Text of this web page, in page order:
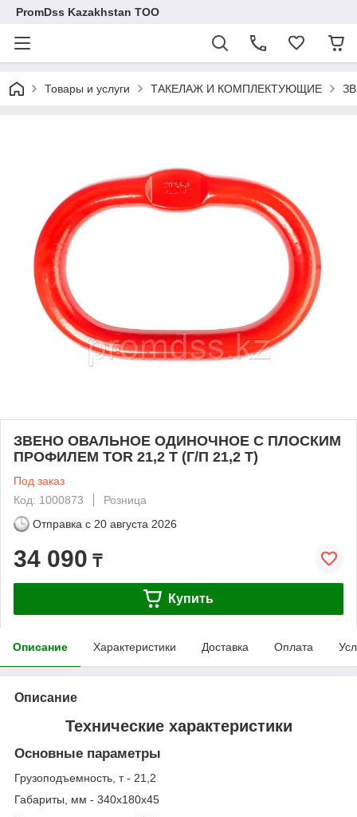
PromDss Kazakhstan TOO
Товары и услуги ТАКЕЛАЖ И КОМПЛЕКТУЮЩИЕ
ЗВЕНО ОВАЛЬНОЕ ОДИНОЧНОЕ С ПЛОСКИМ
ПРОФИЛЕМ TOR 21,2 T (Г/П 21,2 Т)
Под заказ
Код: 1000873
Розница
Отправка с 20 августа 2026
34 090 ₸
Купить
Описание Характеристики Доставка Оплата
Описание
Технические характеристики
Основные параметры
Грузоподъемность, т - 21,2
Габариты, мм - 340х180х45